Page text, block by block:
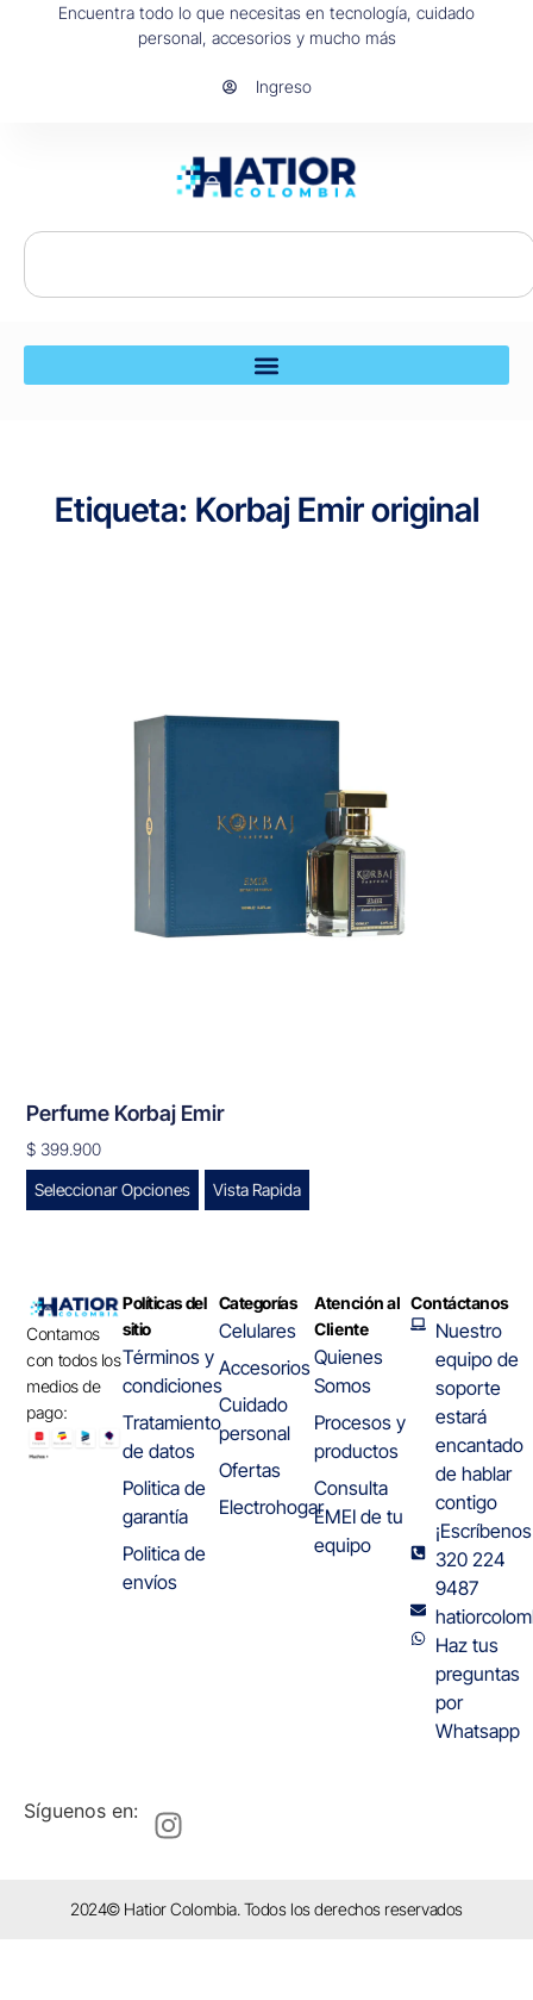
Encuentra todo lo que necesitas en tecnología, cuidado
personal, accesorios y mucho más
Ingreso
Etiqueta: Korbaj Emir original
Perfume Korbaj Emir
$ 399.900
Seleccionar Opciones
Vista Rapida
Contamos
con todos los
medios de
pago:
Políticas del
sitio
Términos y
condiciones
Tratamiento
de datos
Politica de
garantía
Politica de
envíos
Categorías
Celulares
Accesorios
Cuidado
personal
Ofertas
Electrohogar
Atención al
Cliente
Quienes
Somos
Procesos y
productos
Consulta
EMEI de tu
equipo
Contáctanos
Nuestro
equipo de
soporte
estará
encantado
de hablar
contigo
320 224
9487
Haz tus
preguntas
por
Whatsapp
Síguenos en:
2024© Hatior Colombia. Todos los derechos reservados